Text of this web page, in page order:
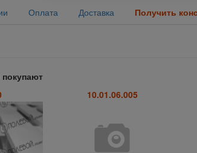
Оплата Доставка Получить
10.01.06.005